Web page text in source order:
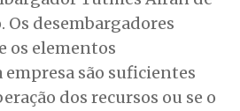
desembargadores
os elementos
são suficientes
dos recursos ou se o